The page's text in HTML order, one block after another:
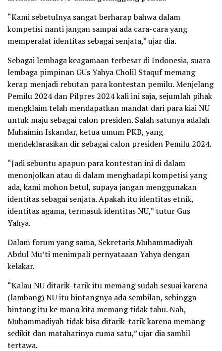
“Kami sebetulnya sangat berharap bahwa dalam
kompetisi nanti jangan sampai ada cara-cara yang
memperalat identitas sebagai senjata,” ujar dia.
Sebagai lembaga keagamaan terbesar di Indonesia, suara
lembaga pimpinan GUs Yahya Cholil Staquf memang
kerap menjadi rebutan para kontestan pemilu. Menjelang
Pemilu 2024 dan Pilpres 2024 kali ini saja, sejumlah pihak
mengklaim telah mendapatkan mandat dari para kiai NU
untuk maju sebagai calon presiden. Salah satunya adalah
Muhaimin Iskandar, ketua umum PKB, yang
mendeklarasikan dir sebagai calon presiden Pemilu 2024.
“Jadi sebuntu apapun para kontestan ini di dalam
menonjolkan atau di dalam menghadapi kompetisi yang
ada, kami mohon betul, supaya jangan menggunakan
identitas sebagai senjata. Apakah itu identitas etnik,
identitas agama, termasuk identitas NU,” tutur Gus
Yahya.
Dalam forum yang sama, Sekretaris Muhammadiyah
Abdul Mu’ti menimpali pernyataaan Yahya dengan
kelakar.
“Kalau NU ditarik-tarik itu memang sudah sesuai karena
(lambang) NU itu bintangnya ada sembilan, sehingga
bintang itu ke mana kita memang tidak tahu. Nah,
Muhammadiyah tidak bisa ditarik-tarik karena memang
sedikit dan mataharinya cuma satu,” ujar dia sambil
tertawa.